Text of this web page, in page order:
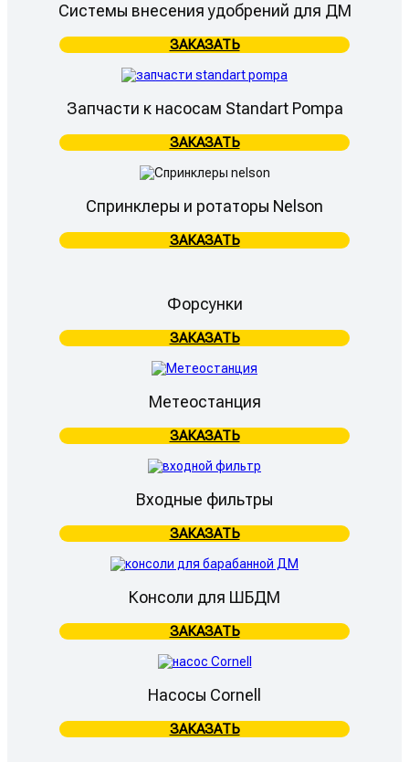
Системы внесения удобрений для ДМ
ЗАКАЗАТЬ
Запчасти к насосам Standart Pompa
ЗАКАЗАТЬ
Спринклеры и ротаторы Nelson
ЗАКАЗАТЬ
Форсунки
ЗАКАЗАТЬ
Метеостанция
ЗАКАЗАТЬ
Входные фильтры
ЗАКАЗАТЬ
Консоли для ШБДМ
ЗАКАЗАТЬ
Насосы Cornell
ЗАКАЗАТЬ